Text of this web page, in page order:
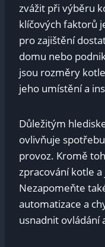
zvážit při výběru
klíčových faktorů
pro zajištění
domu nebo
jsou rozměry
jeho umístění a
Důležitým
ovlivňuje
provoz. Kromě
zpracování kotle
Nezapomeňte
automatizace a
usnadnit ovládání